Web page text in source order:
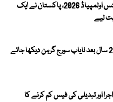
انٹرنیشنل نیوکلیئر سائنس اولمپیاڈ 2026، پاکستان نے ایک
لیے
برطانیہ اور آئرلینڈ میں 27 سال بعد نایاب سورج گرہن دیکھا جائے
اور تبدیلی کی فیس کم کرنے کا